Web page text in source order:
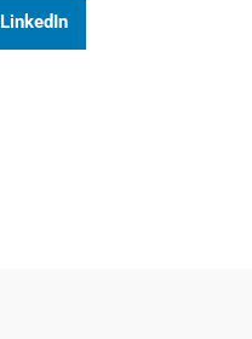
LinkedIn